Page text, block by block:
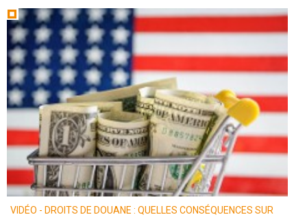
VIDÉO - DROITS DE DOUANE : QUELLES CONSÉQUENCES SUR